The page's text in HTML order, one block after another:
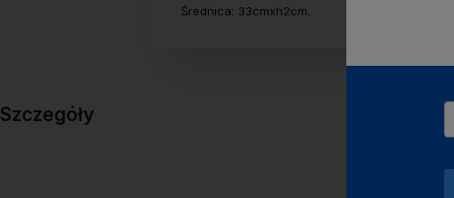
Średnica: 33cmxh2cm.
Szczegóły